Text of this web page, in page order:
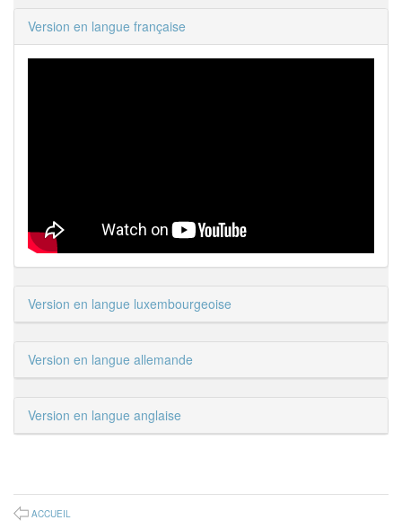
Version en langue française
Version en langue luxembourgeoise
Version en langue allemande
Version en langue anglaise
ACCUEIL